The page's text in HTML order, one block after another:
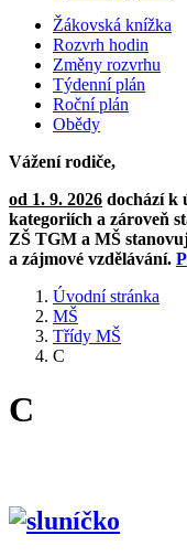
Žákovská knížka
Rozvrh hodin
Změny rozvrhu
Týdenní plán
Roční plán
Obědy
Vážení rodiče,
od 1. 9. 2026 dochází k
kategoriích a zároveň
ZŠ TGM a MŠ
a zájmové vzdělávání.
Úvodní stránka
MŠ
Třídy MŠ
C
C